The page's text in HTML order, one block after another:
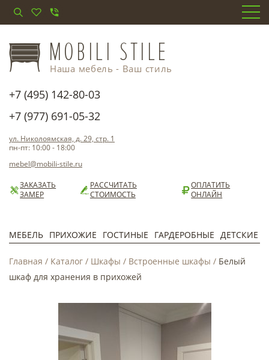
Наша мебель - Ваш стиль
+7 (495) 142-80-03
+7 (977) 691-05-32
ул. Николоямская, д. 29, стр. 1
пн-пт: 10:00 - 18:00
mebel@mobili-stile.ru
ЗАКАЗАТЬ
ЗАМЕР
РАССЧИТАТЬ
СТОИМОСТЬ
ОПЛАТИТЬ
ОНЛАЙН
МЕБЕЛЬ ПРИХОЖИЕ ГОСТИНЫЕ ГАРДЕРОБНЫЕ ДЕТСКИЕ
Главная / Каталог / Шкафы / Встроенные шкафы / Белый
шкаф для хранения в прихожей